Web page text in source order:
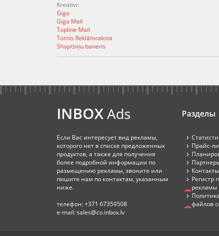
Kreativi:
Giga
Giga Mail
Topline Mail
Tornis Reklāmraksta
Shop/ziņu baneris
INBOXAds
Если Вас интересует вид рекламы,
которого нет в списке предложенных
продуктов, а также для получения
более подробной информации по
размещению рекламы, звоните или
пишите нам по контактам, указанным
ниже.
телефон:+371 67359508
e-mail:sales@co.inbox.lv
Разделы
Прайс-
Контакты
Регистр
рекламы
файлов